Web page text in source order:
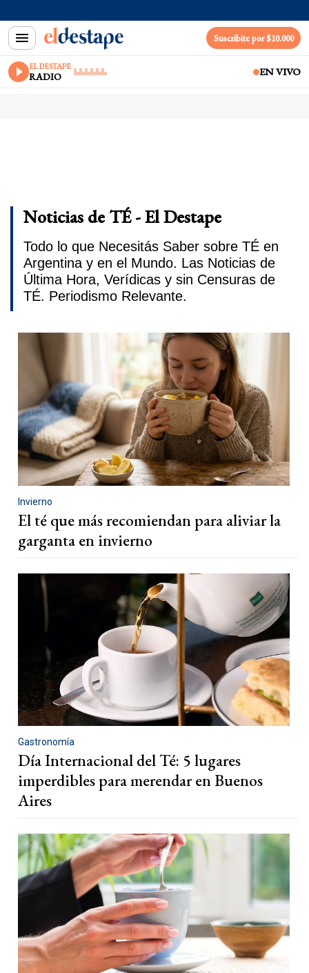
Suscribite por $10.000
EL DESTAPE
RADIO EN VIVO
Noticias de TÉ - El Destape
Todo lo que Necesitás Saber sobre TÉ en
Argentina y en el Mundo. Las Noticias de
Última Hora, Verídicas y sin Censuras de
TÉ. Periodismo Relevante.
Invierno
El té que más recomiendan para aliviar la
garganta en invierno
Gastronomía
Día Internacional del Té: 5 lugares
imperdibles para merendar en Buenos
Aires